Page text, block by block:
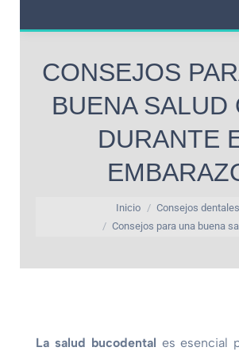
CONSEJOS
BUENA SALUD
DURANTE
Inicio
Consejos dentales
Consejos para una buena
La salud bucodental es esencial